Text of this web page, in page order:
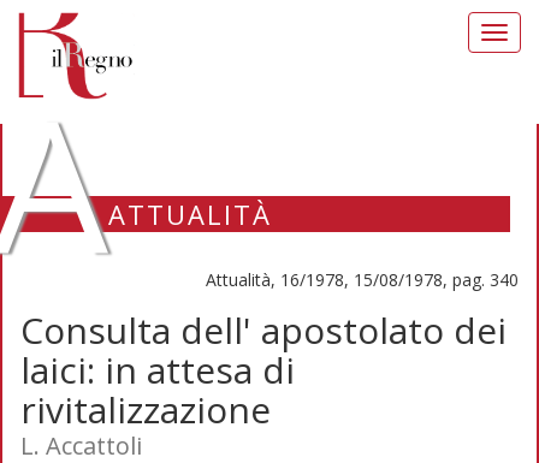
ATTUALITÀ
Attualità, 16/1978, 15/08/1978, pag. 340
Consulta dell' apostolato dei
laici: in attesa di
rivitalizzazione
L. Accattoli